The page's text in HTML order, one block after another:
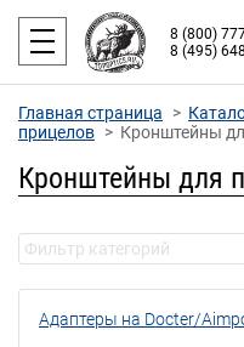
8 (800)
8 (495)
Главная страница
прицелов
Кронштейны
Кронштейны для
Адаптеры на Docter/